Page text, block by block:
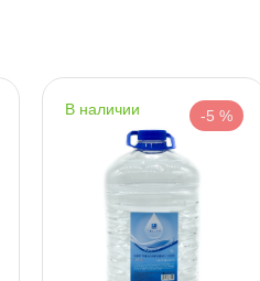
наличии -5 %